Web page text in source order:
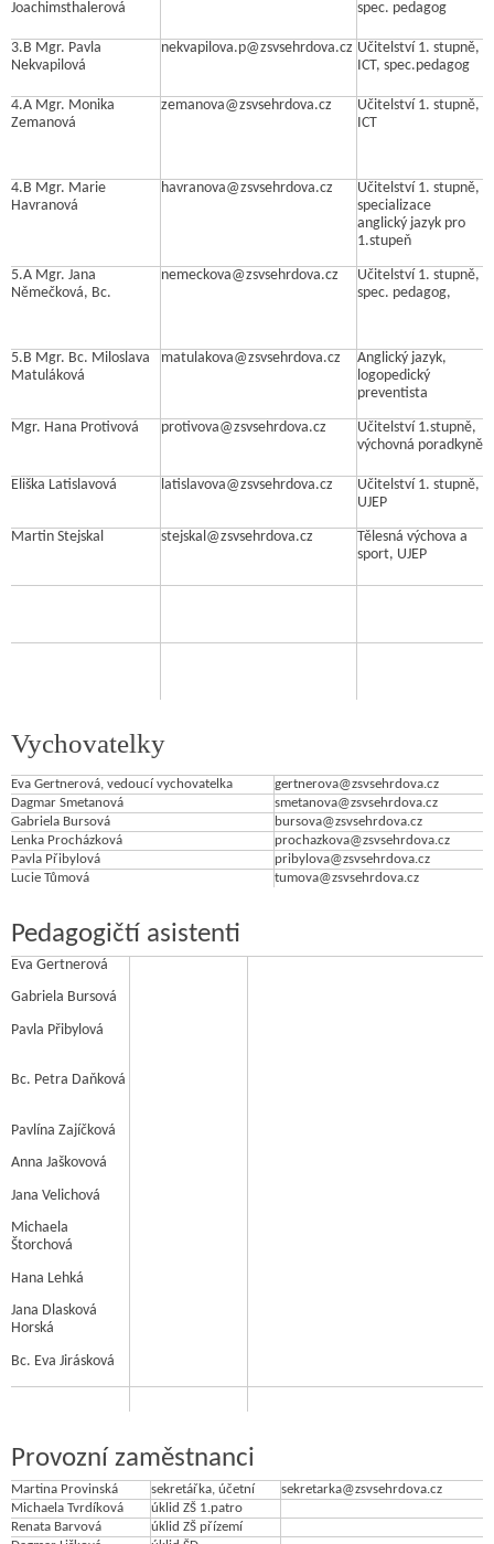
Joachimsthalerová
spec. pedagog
3.B Mgr. Pavla
Nekvapilová
nekvapilova.p@zsvsehrdova.cz Učitelství 1. stupně,
ICT, spec.pedagog
4.A Mgr. Monika
Zemanová
zemanova@zsvsehrdova.cz
Učitelství 1. stupně,
ICT
4.B Mgr. Marie
Havranová
havranova@zsvsehrdova.cz
Učitelství 1. stupně,
specializace
anglický jazyk pro
1.stupeň
5.A Mgr. Jana
Němečková, Bc.
nemeckova@zsvsehrdova.cz
Učitelství 1. stupně,
spec. pedagog,
5.B Mgr. Bc. Miloslava
Matuláková
matulakova@zsvsehrdova.cz
Anglický jazyk,
logopedický
preventista
Mgr. Hana Protivová protivova@zsvsehrdova.cz
Učitelství 1.stupně,
výchovná poradkyně
Eliška Latislavová latislavova@zsvsehrdova.cz
Učitelství 1. stupně,
UJEP
Martin Stejskal stejskal@zsvsehrdova.cz
Tělesná výchova a
sport, UJEP
Vychovatelky
Eva Gertnerová, vedoucí vychovatelka
gertnerova@zsvsehrdova.cz
Dagmar Smetanová
smetanova@zsvsehrdova.cz
Gabriela Bursová
bursova@zsvsehrdova.cz
Lenka Procházková
prochazkova@zsvsehrdova.cz
Pavla Přibylová
pribylova@zsvsehrdova.cz
Lucie Tůmová
tumova@zsvsehrdova.cz
Pedagogičtí asistenti
Eva Gertnerová
Gabriela Bursová
Pavla Přibylová
Bc. Petra Daňková
Pavlína Zajíčková
Anna Jaškovová
Jana Velichová
Michaela
Štorchová
Hana Lehká
Jana Dlasková
Horská
Bc. Eva Jirásková
Provozní zaměstnanci
Martina Provinská sekretářka, účetní
sekretarka@zsvsehrdova.cz
Michaela Tvrdíková
úklid ZŠ 1.patro
Renata Barvová
úklid ZŠ přízemí